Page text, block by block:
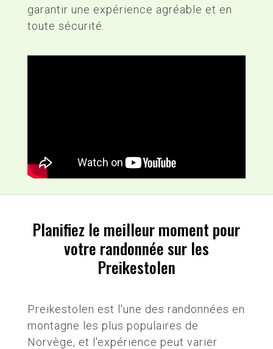
garantir une expérience agréable et en
toute sécurité.
Planifiez le meilleur moment pour
votre randonnée sur les
Preikestolen
Preikestolen est l'une des randonnées en
montagne les plus populaires de
Norvège, et l'expérience peut varier